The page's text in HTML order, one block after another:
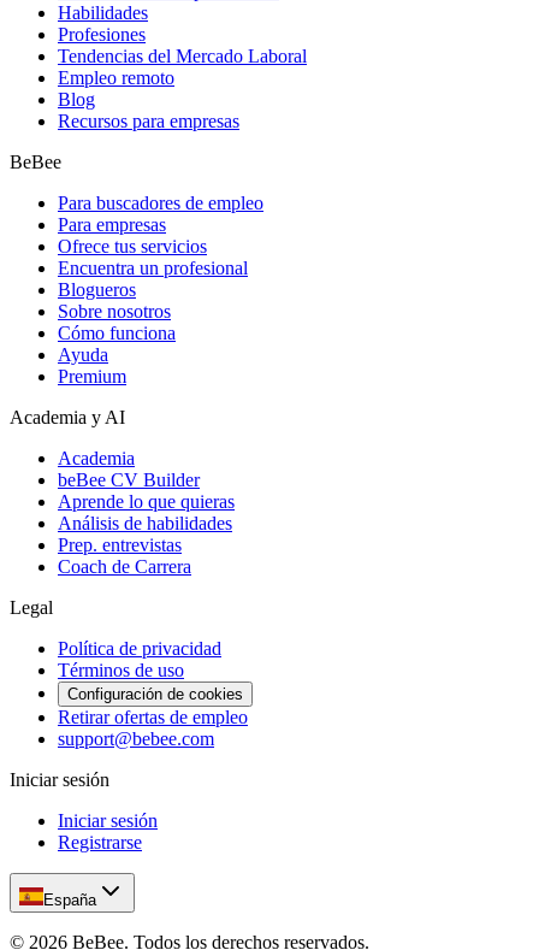
Habilidades
Profesiones
Tendencias del Mercado Laboral
Empleo remoto
Blog
Recursos para empresas
BeBee
Para buscadores de empleo
Para empresas
Ofrece tus servicios
Encuentra un profesional
Blogueros
Sobre nosotros
Cómo funciona
Ayuda
Premium
Academia y AI
Academia
beBee CV Builder
Aprende lo que quieras
Análisis de habilidades
Prep. entrevistas
Coach de Carrera
Legal
Política de privacidad
Términos de uso
Configuración de cookies
Retirar ofertas de empleo
support@bebee.com
Iniciar sesión
Iniciar sesión
Registrarse
España
© 2026 BeBee. Todos los derechos reservados.